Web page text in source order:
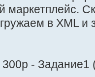
маркетплейс.
в XML и
- Задание1